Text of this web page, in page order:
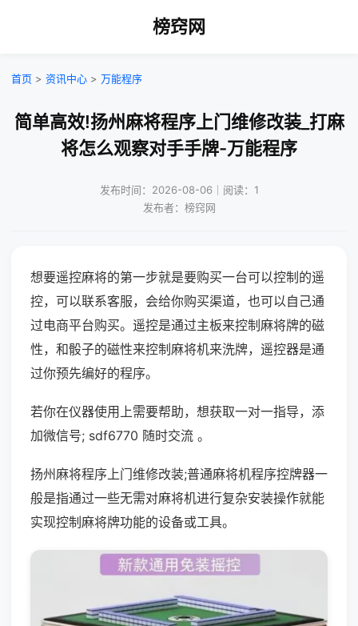
榜窍网
首页 > 资讯中心 > 万能程序
简单高效!扬州麻将程序上门维修改装_打麻
将怎么观察对手手牌-万能程序
发布时间：2026-08-06｜阅读：1
发布者：榜窍网
想要遥控麻将的第一步就是要购买一台可以控制的遥
控，可以联系客服，会给你购买渠道，也可以自己通
过电商平台购买。遥控是通过主板来控制麻将牌的磁
性，和骰子的磁性来控制麻将机来洗牌，遥控器是通
过你预先编好的程序。
若你在仪器使用上需要帮助，想获取一对一指导，添
加微信号; sdf6770 随时交流 。
扬州麻将程序上门维修改装;普通麻将机程序控牌器一
般是指通过一些无需对麻将机进行复杂安装操作就能
实现控制麻将牌功能的设备或工具。